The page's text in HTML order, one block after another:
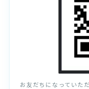
お友だちになっていた